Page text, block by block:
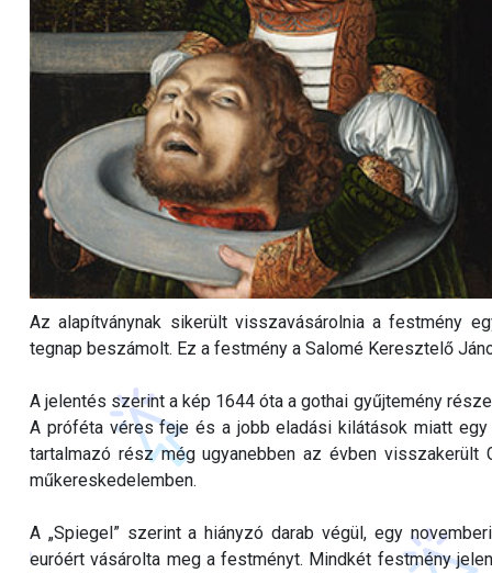
Az alapítványnak sikerült visszavásárolnia a festmény
tegnap beszámolt. Ez a festmény a Salomé Keresztelő
A jelentés szerint a kép 1644 óta a gothai gyűjtemény
A próféta véres feje és a jobb eladási kilátások miatt
tartalmazó rész még ugyanebben az évben
műkereskedelemben.
A „Spiegel” szerint a hiányzó darab végül, egy
euróért vásárolta meg a festményt. Mindkét festmény